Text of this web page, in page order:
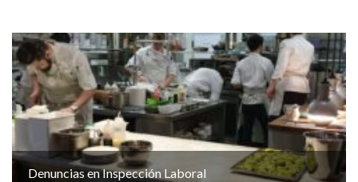
Denuncias en Inspección Laboral